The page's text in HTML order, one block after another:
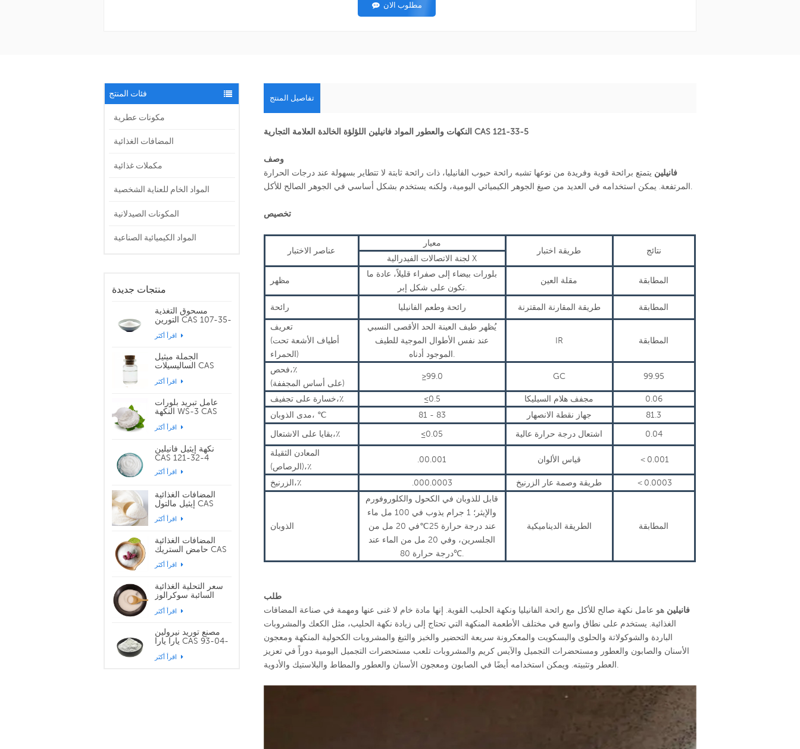
مطلوب الان
فئات المنتج
مكونات عطرية
المضافات الغذائية
مكملات غذائية
المواد الخام للعناية الشخصية
المكونات الصيدلانية
المواد الكيميائية الصناعية
منتجات جديدة
مسحوق التغذية
التورين CAS 107-35-
الجملة ميثيل
الساليسيلات CAS
عامل تبريد بلورات
النكهة WS-3 CAS
نكهة إيثيل فانيلين
CAS 121-32-4
المضافات الغذائية
إيثيل مالتول CAS
المضافات الغذائية
حامض الستريك CAS
سعر التحلية الغذائية
السائبة سوكرالوز
مصنع توريد نيرولين
يارا يارا CAS 93-04-
تفاصيل المنتج
النكهات والعطور المواد فانيلين اللؤلؤة الخالدة العلامة التجارية CAS 121-33-5
وصف
فانيلين يتمتع برائحة قوية وفريدة من نوعها تشبه رائحة حبوب الفانيليا، ذات رائحة ثابتة لا تتطاير بسهولة عند درجات الحرارة
تخصيص
عناصر الاختبار
معيار
طريقة اختبار
نتائج
X
مظهر
بلورات بيضاء إلى صفراء قليلاً، عادة ما
تكون على شكل إبر.
مقلة العين المطابقة
رائحة رائحة وطعم الفانيليا طريقة المقارنة المقترنة المطابقة
تعريف
(أطياف الأشعة تحت
الحمراء)
يُظهر طيف العينة الحد الأقصى النسبي
عند نفس الأطوال الموجية للطيف
IR المطابقة
فحص،٪
(على أساس المجففة)
≥99.0 GC 99.95
خسارة على تجفيف،٪ ≤0.5 مجفف هلام السيليكا
0.06
مدى الذوبان، ℃ 81 - 83 جهاز نقطة الانصهار
81.3
بقايا على الاشتعال،٪
≤0.05 اشتعال درجة حرارة عالية
0.04
المعادن الثقيلة
(الرصاص)،٪
.00.001 قياس الألوان ＜ 0.001
الزرنيخ،٪ .000.0003 طريقة وصمة عار الزرنيخ ＜ 0.0003
الذوبان
قابل للذوبان في الكحول والكلوروفورم
والإيثر؛ 1 جرام يذوب في 100 مل ماء
عند درجة حرارة 25
℃
في 20 مل من
الجلسرين، وفي 20 مل من الماء عند
درجة حرارة 80℃
الطريقة الديناميكية المطابقة
طلب
فانيلين هو عامل نكهة صالح للأكل مع رائحة الفانيليا ونكهة الحليب القوية. إنها مادة خام لا غنى عنها ومهمة في صناعة المضافات
الغذائية. يستخدم على نطاق واسع في مختلف الأطعمة المنكهة التي تحتاج إلى زيادة نكهة الحليب، مثل الكعك والمشروبات
الباردة والشوكولاتة والحلوى والبسكويت والمعكرونة سريعة التحضير والخبز والتبغ والمشروبات الكحولية المنكهة ومعجون
الأسنان والصابون والعطور ومستحضرات التجميل والآيس كريم والمشروبات تلعب مستحضرات التجميل اليومية دوراً في تعزيز